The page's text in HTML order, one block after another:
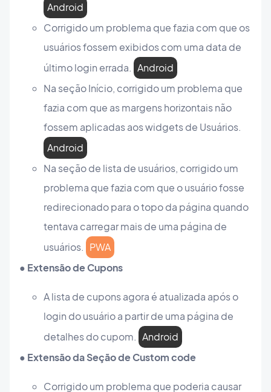
Android
Corrigido um problema que fazia com que os
usuários fossem exibidos com uma data de
último login errada. Android
Na seção Início, corrigido um problema que
fazia com que as margens horizontais não
fossem aplicadas aos widgets de Usuários.
Android
Na seção de lista de usuários, corrigido um
problema que fazia com que o usuário fosse
redirecionado para o topo da página quando
tentava carregar mais de uma página de
usuários. PWA
● Extensão de Cupons
A lista de cupons agora é atualizada após o
login do usuário a partir de uma página de
detalhes do cupom. Android
● Extensão da Seção de Custom code
Corrigido um problema que poderia causar